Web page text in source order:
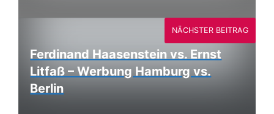
Ferdinand Haasenstein vs. Ernst
Litfaß – Werbung Hamburg vs.
Berlin
NÄCHSTER BEITRAG